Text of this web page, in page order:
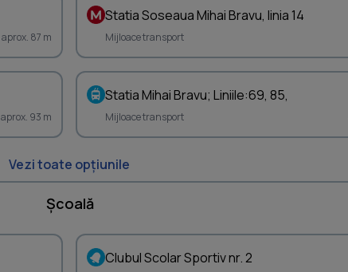
aprox. 87 m
Statia Soseaua Mihai Bravu, linia 14
Mijloace transport
aprox. 93 m
Statia Mihai Bravu; Liniile:69, 85,
Mijloace transport
Vezi toate opțiunile
Școală
Clubul Scolar Sportiv nr. 2